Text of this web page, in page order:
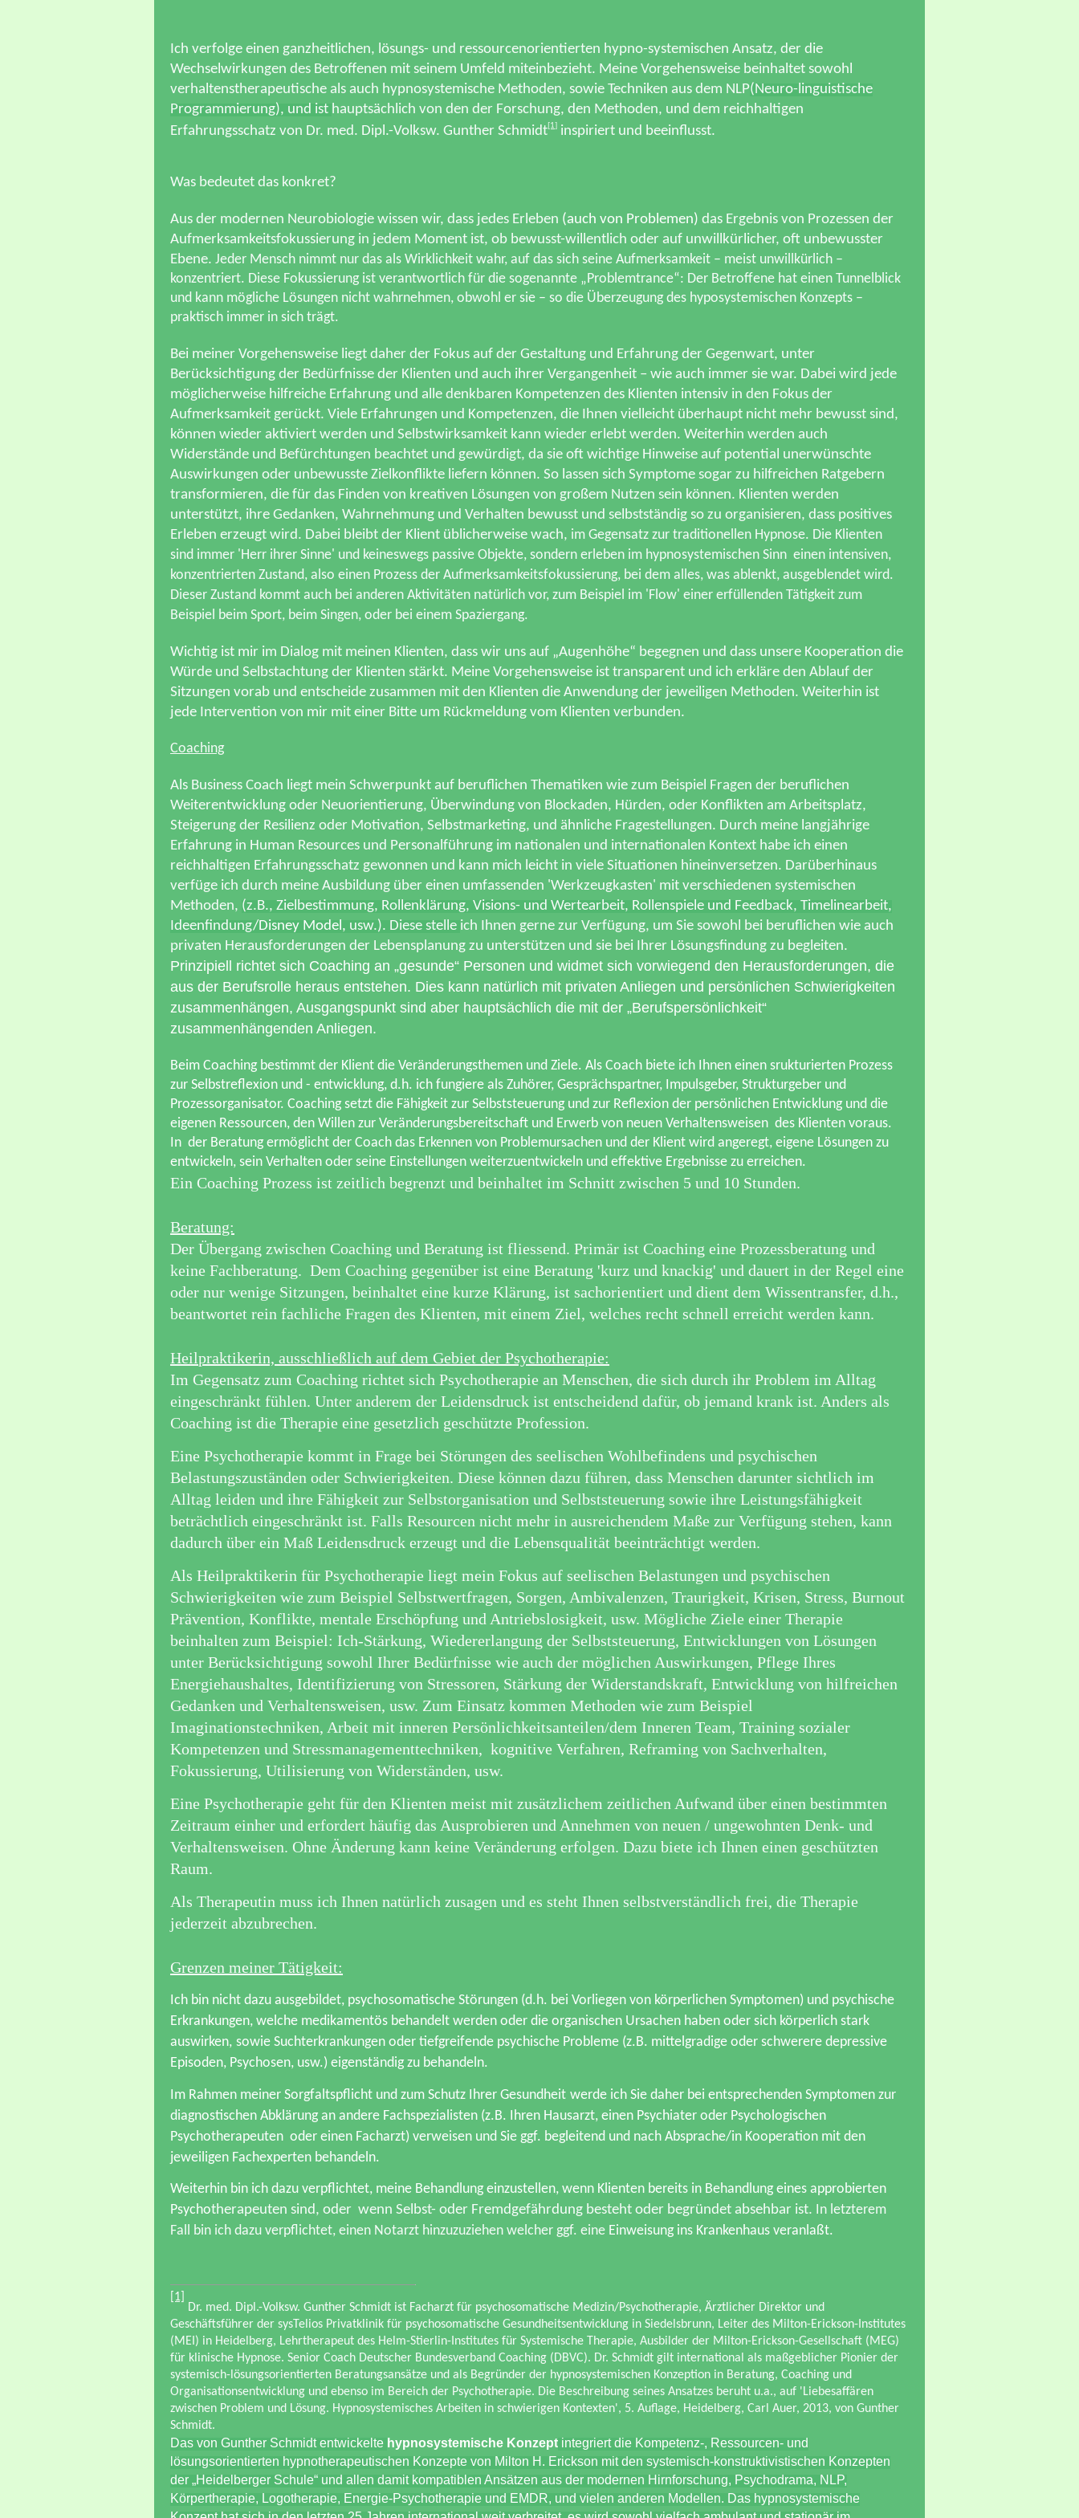
Ich verfolge einen ganzheitlichen, lösungs- und ressourcenorientierten hypno-systemischen Ansatz, der die
Wechselwirkungen des Betroffenen mit seinem Umfeld miteinbezieht. Meine Vorgehensweise beinhaltet sowohl
verhaltenstherapeutische als auch hypnosystemische Methoden, sowie Techniken aus dem NLP(Neuro-linguistische
Programmierung), und ist hauptsächlich von den der Forschung, den Methoden, und dem reichhaltigen
Erfahrungsschatz von Dr. med. Dipl.-Volksw. Gunther Schmidt[1] inspiriert und beeinflusst.
Was bedeutet das konkret?
Aus der modernen Neurobiologie wissen wir, dass jedes Erleben (auch von Problemen) das Ergebnis von Prozessen der
Aufmerksamkeitsfokussierung in jedem Moment ist, ob bewusst-willentlich oder auf unwillkürlicher, oft unbewusster
Ebene. Jeder Mensch nimmt nur das als Wirklichkeit wahr, auf das sich seine Aufmerksamkeit – meist unwillkürlich –
konzentriert. Diese Fokussierung ist verantwortlich für die sogenannte „Problemtrance“: Der Betroffene hat einen Tunnelblick
und kann mögliche Lösungen nicht wahrnehmen, obwohl er sie – so die Überzeugung des hyposystemischen Konzepts –
praktisch immer in sich trägt.
Bei meiner Vorgehensweise liegt daher der Fokus auf der Gestaltung und Erfahrung der Gegenwart, unter
Berücksichtigung der Bedürfnisse der Klienten und auch ihrer Vergangenheit – wie auch immer sie war. Dabei wird jede
möglicherweise hilfreiche Erfahrung und alle denkbaren Kompetenzen des Klienten intensiv in den Fokus der
Aufmerksamkeit gerückt. Viele Erfahrungen und Kompetenzen, die Ihnen vielleicht überhaupt nicht mehr bewusst sind,
können wieder aktiviert werden und Selbstwirksamkeit kann wieder erlebt werden. Weiterhin werden auch
Widerstände und Befürchtungen beachtet und gewürdigt, da sie oft wichtige Hinweise auf potential unerwünschte
Auswirkungen oder unbewusste Zielkonflikte liefern können. So lassen sich Symptome sogar zu hilfreichen Ratgebern
transformieren, die für das Finden von kreativen Lösungen von großem Nutzen sein können. Klienten werden
unterstützt, ihre Gedanken, Wahrnehmung und Verhalten bewusst und selbstständig so zu organisieren, dass positives
Erleben erzeugt wird. Dabei bleibt der Klient üblicherweise wach, im Gegensatz zur traditionellen Hypnose. Die Klienten
sind immer 'Herr ihrer Sinne' und keineswegs passive Objekte, sondern erleben im hypnosystemischen Sinn einen intensiven,
konzentrierten Zustand, also einen Prozess der Aufmerksamkeitsfokussierung, bei dem alles, was ablenkt, ausgeblendet wird.
Dieser Zustand kommt auch bei anderen Aktivitäten natürlich vor, zum Beispiel im 'Flow' einer erfüllenden Tätigkeit zum
Beispiel beim Sport, beim Singen, oder bei einem Spaziergang.
Wichtig ist mir im Dialog mit meinen Klienten, dass wir uns auf „Augenhöhe“ begegnen und dass unsere Kooperation die
Würde und Selbstachtung der Klienten stärkt. Meine Vorgehensweise ist transparent und ich erkläre den Ablauf der
Sitzungen vorab und entscheide zusammen mit den Klienten die Anwendung der jeweiligen Methoden. Weiterhin ist
jede Intervention von mir mit einer Bitte um Rückmeldung vom Klienten verbunden.
Coaching
Als Business Coach liegt mein Schwerpunkt auf beruflichen Thematiken wie zum Beispiel Fragen der beruflichen
Weiterentwicklung oder Neuorientierung, Überwindung von Blockaden, Hürden, oder Konflikten am Arbeitsplatz,
Steigerung der Resilienz oder Motivation, Selbstmarketing, und ähnliche Fragestellungen. Durch meine langjährige
Erfahrung in Human Resources und Personalführung im nationalen und internationalen Kontext habe ich einen
reichhaltigen Erfahrungsschatz gewonnen und kann mich leicht in viele Situationen hineinversetzen. Darüberhinaus
verfüge ich durch meine Ausbildung über einen umfassenden 'Werkzeugkasten' mit verschiedenen systemischen
Methoden, (z.B., Zielbestimmung, Rollenklärung, Visions- und Wertearbeit, Rollenspiele und Feedback, Timelinearbeit,
Ideenfindung/Disney Model, usw.). Diese stelle ich Ihnen gerne zur Verfügung, um Sie sowohl bei beruflichen wie auch
privaten Herausforderungen der Lebensplanung zu unterstützen und sie bei Ihrer Lösungsfindung zu begleiten.
Prinzipiell richtet sich Coaching an „gesunde“ Personen und widmet sich vorwiegend den Herausforderungen, die
aus der Berufsrolle heraus entstehen. Dies kann natürlich mit privaten Anliegen und persönlichen Schwierigkeiten
zusammenhängen, Ausgangspunkt sind aber hauptsächlich die mit der „Berufspersönlichkeit“
zusammenhängenden Anliegen.
Beim Coaching bestimmt der Klient die Veränderungsthemen und Ziele. Als Coach biete ich Ihnen einen srukturierten Prozess
zur Selbstreflexion und - entwicklung, d.h. ich fungiere als Zuhörer, Gesprächspartner, Impulsgeber, Strukturgeber und
Prozessorganisator. Coaching setzt die Fähigkeit zur Selbststeuerung und zur Reflexion der persönlichen Entwicklung und die
eigenen Ressourcen, den Willen zur Veränderungsbereitschaft und Erwerb von neuen Verhaltensweisen des Klienten voraus.
In der Beratung ermöglicht der Coach das Erkennen von Problemursachen und der Klient wird angeregt, eigene Lösungen zu
entwickeln, sein Verhalten oder seine Einstellungen weiterzuentwickeln und effektive Ergebnisse zu erreichen.
Ein Coaching Prozess ist zeitlich begrenzt und beinhaltet im Schnitt zwischen 5 und 10 Stunden.
Beratung:
Der Übergang zwischen Coaching und Beratung ist fliessend. Primär ist Coaching eine Prozessberatung und
keine Fachberatung. Dem Coaching gegenüber ist eine Beratung 'kurz und knackig' und dauert in der Regel eine
oder nur wenige Sitzungen, beinhaltet eine kurze Klärung, ist sachorientiert und dient dem Wissentransfer, d.h.,
beantwortet rein fachliche Fragen des Klienten, mit einem Ziel, welches recht schnell erreicht werden kann.
Heilpraktikerin, ausschließlich auf dem Gebiet der Psychotherapie:
Im Gegensatz zum Coaching richtet sich Psychotherapie an Menschen, die sich durch ihr Problem im Alltag
eingeschränkt fühlen. Unter anderem der Leidensdruck ist entscheidend dafür, ob jemand krank ist. Anders als
Coaching ist die Therapie eine gesetzlich geschützte Profession.
Eine Psychotherapie kommt in Frage bei Störungen des seelischen Wohlbefindens und psychischen
Belastungszuständen oder Schwierigkeiten. Diese können dazu führen, dass Menschen darunter sichtlich im
Alltag leiden und ihre Fähigkeit zur Selbstorganisation und Selbststeuerung sowie ihre Leistungsfähigkeit
beträchtlich eingeschränkt ist. Falls Resourcen nicht mehr in ausreichendem Maße zur Verfügung stehen, kann
dadurch über ein Maß Leidensdruck erzeugt und die Lebensqualität beeinträchtigt werden.
Als Heilpraktikerin für Psychotherapie liegt mein Fokus auf seelischen Belastungen und psychischen
Schwierigkeiten wie zum Beispiel Selbstwertfragen, Sorgen, Ambivalenzen, Traurigkeit, Krisen, Stress, Burnout
Prävention, Konflikte, mentale Erschöpfung und Antriebslosigkeit, usw. Mögliche Ziele einer Therapie
beinhalten zum Beispiel: Ich-Stärkung, Wiedererlangung der Selbststeuerung, Entwicklungen von Lösungen
unter Berücksichtigung sowohl Ihrer Bedürfnisse wie auch der möglichen Auswirkungen, Pflege Ihres
Energiehaushaltes, Identifizierung von Stressoren, Stärkung der Widerstandskraft, Entwicklung von hilfreichen
Gedanken und Verhaltensweisen, usw. Zum Einsatz kommen Methoden wie zum Beispiel
Imaginationstechniken, Arbeit mit inneren Persönlichkeitsanteilen/dem Inneren Team, Training sozialer
Kompetenzen und Stressmanagementtechniken, kognitive Verfahren, Reframing von Sachverhalten,
Fokussierung, Utilisierung von Widerständen, usw.
Eine Psychotherapie geht für den Klienten meist mit zusätzlichem zeitlichen Aufwand über einen bestimmten
Zeitraum einher und erfordert häufig das Ausprobieren und Annehmen von neuen / ungewohnten Denk- und
Verhaltensweisen. Ohne Änderung kann keine Veränderung erfolgen. Dazu biete ich Ihnen einen geschützten
Raum.
Als Therapeutin muss ich Ihnen natürlich zusagen und es steht Ihnen selbstverständlich frei, die Therapie
jederzeit abzubrechen.
Grenzen meiner Tätigkeit:
Ich bin nicht dazu ausgebildet, psychosomatische Störungen (d.h. bei Vorliegen von körperlichen Symptomen) und psychische
Erkrankungen, welche medikamentös behandelt werden oder die organischen Ursachen habenoder sich körperlich stark
auswirken, sowie Suchterkrankungen oder tiefgreifende psychische Probleme (z.B. mittelgradige oder schwerere depressive
Episoden, Psychosen, usw.)eigenständig zu behandeln.
Im Rahmen meiner Sorgfaltspflicht und zum Schutz Ihrer Gesundheit werde ich Sie daher bei entsprechenden Symptomen zur
diagnostischen Abklärung an andere Fachspezialisten (z.B. Ihren Hausarzt, einen Psychiater oder Psychologischen
Psychotherapeuten oder einen Facharzt) verweisen und Sie ggf. begleitend und nach Absprache/in Kooperation mit den
jeweiligen Fachexperten behandeln.
Weiterhin bin ich dazu verpflichtet, meine Behandlung einzustellen, wenn Klienten bereits in Behandlung eines approbierten
Psychotherapeuten sind, oderwenn Selbst- oder Fremdgefährdung besteht oder begründet absehbar ist. In letzterem
Fall bin ich dazu verpflichtet, einen Notarzt hinzuzuziehen welcher ggf. eine Einweisung ins Krankenhaus veranlaßt.
[1]
Dr. med. Dipl.-Volksw.Gunther Schmidt ist Facharzt für psychosomatische Medizin/Psychotherapie, Ärztlicher Direktor und
Geschäftsführer der sysTelios Privatklinik für psychosomatische Gesundheitsentwicklung in Siedelsbrunn, Leiter des Milton-Erickson-Institutes
(MEI) in Heidelberg, Lehrtherapeut des Helm-Stierlin-Institutes für Systemische Therapie, Ausbilder der Milton-Erickson-Gesellschaft (MEG)
für klinische Hypnose. Senior Coach Deutscher Bundesverband Coaching (DBVC). Dr. Schmidt gilt international als maßgeblicher Pionier der
systemisch-lösungsorientierten Beratungsansätze und als Begründer der hypnosystemischen Konzeption in Beratung, Coaching und
Organisationsentwicklung und ebenso im Bereich der Psychotherapie. Die Beschreibung seines Ansatzes beruht u.a., auf 'Liebesaffären
zwischen Problem und Lösung. Hypnosystemisches Arbeiten in schwierigen Kontexten', 5. Auflage, Heidelberg, Carl Auer, 2013, von Gunther
Schmidt.
Das von Gunther Schmidt entwickelte hypnosystemische Konzept integriert die Kompetenz-, Ressourcen- und
lösungsorientierten hypnotherapeutischen Konzepte von Milton H. Erickson mit den systemisch-konstruktivistischen Konzepten
der „Heidelberger Schule“ und allen damit kompatiblen Ansätzen aus der modernen Hirnforschung, Psychodrama, NLP,
Körpertherapie, Logotherapie, Energie-Psychotherapie und EMDR, und vielen anderen Modellen. Das hypnosystemische